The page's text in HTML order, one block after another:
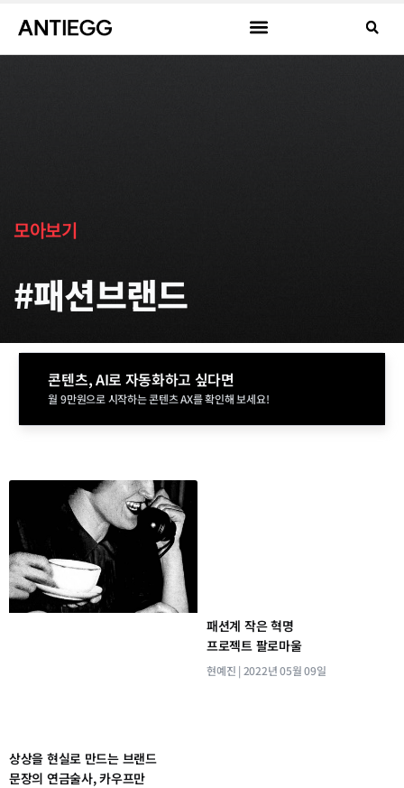
모아보기
#패션브랜드
콘텐츠, AI로 자동화하고 싶다면
월 9만원으로 시작하는 콘텐츠 AX를 확인해 보세요!
상상을 현실로 만드는 브랜드
문장의 연금술사, 카우프만
패션계 작은 혁명
프로젝트 팔로마울
현예진 2022년 05월 09일